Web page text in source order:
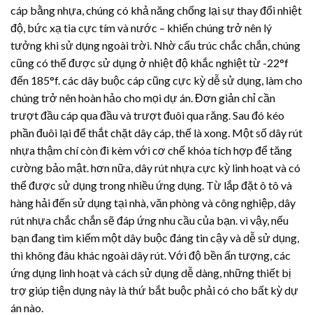
cáp bằng nhựa, chúng có khả năng chống lại sự thay đổi nhiệt
độ, bức xạ tia cực tím và nước – khiến chúng trở nên lý
tưởng khi sử dụng ngoài trời. Nhờ cấu trúc chắc chắn, chúng
cũng có thể được sử dụng ở nhiệt độ khắc nghiệt từ -22°f
đến 185°f. các dây buộc cáp cũng cực kỳ dễ sử dụng, làm cho
chúng trở nên hoàn hảo cho mọi dự án. Đơn giản chỉ cần
trượt đầu cáp qua đầu và trượt đuôi qua răng. Sau đó kéo
phần đuôi lại để thắt chặt dây cáp, thế là xong. Một sốdây rút
nhựathậm chí còn đi kèm với cơ chế khóa tích hợp để tăng
cường bảo mật. hơn nữa, dây rút nhựacực kỳ linh hoạt và có
thể được sử dụng trong nhiều ứng dụng. Từ lắp đặt ô tô và
hàng hải đến sử dụng tại nhà, văn phòng và công nghiệp, dây
rút nhựachắc chắn sẽ đáp ứng nhu cầu của bạn. vì vậy, nếu
bạn đang tìm kiếm một dây buộc đáng tin cậy và dễ sử dụng,
thì không đâu khác ngoài dây rút. Với độ bền ấn tượng, các
ứng dụng linh hoạt và cách sử dụng dễ dàng, những thiết bị
trợ giúp tiện dụng này là thứ bắt buộc phải có cho bất kỳ dự
án nào.